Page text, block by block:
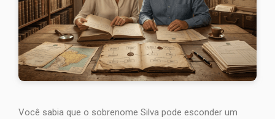
Você sabia que o sobrenome Silva pode esconder um